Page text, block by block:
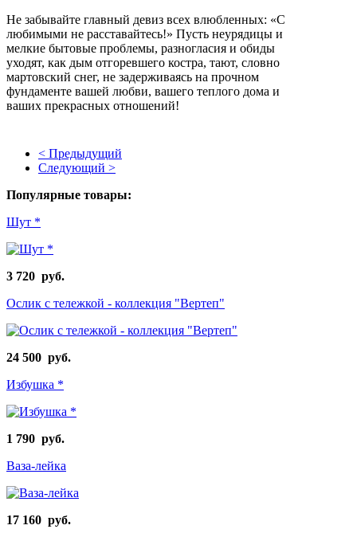
Не забывайте главный девиз всех влюбленных: «С
любимыми не расставайтесь!» Пусть неурядицы и
мелкие бытовые проблемы, разногласия и обиды
уходят, как дым отгоревшего костра, тают, словно
мартовский снег, не задерживаясь на прочном
фундаменте вашей любви, вашего теплого дома и
ваших прекрасных отношений!
< Предыдущий
Следующий >
Популярные товары:
Шут *
3 720 руб.
Ослик с тележкой - коллекция "Вертеп"
24 500 руб.
Избушка *
1 790 руб.
Ваза-лейка
17 160 руб.